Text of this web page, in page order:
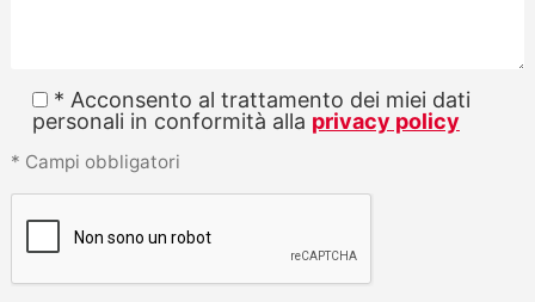
* Acconsento al trattamento dei miei dati
personali in conformità alla privacy policy
* Campi obbligatori